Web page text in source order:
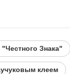
Знака"
клеем